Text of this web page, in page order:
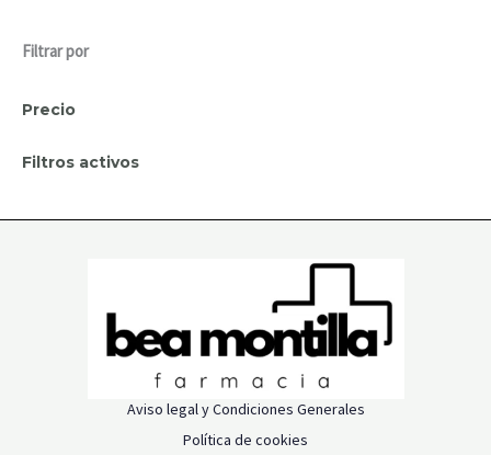
Filtrar por
Precio
Filtros activos
Aviso legal y Condiciones Generales
Política de cookies